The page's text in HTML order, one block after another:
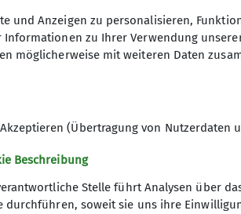
63
und Anzeigen zu personalisieren,
zu Ihrer Verwendung
möglicherweise mit weiteren Daten
Akzeptieren (Übertragung von Nutzerdaten
Beschreibung
Stelle führt Analysen über
durchführen, soweit sie uns ihre